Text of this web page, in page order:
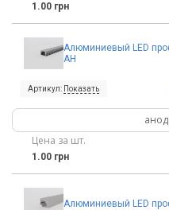
1.00 грн
Алюминиевый LED
АН
Артикул: Показать
Цена за шт.
1.00 грн
Алюминиевый LED